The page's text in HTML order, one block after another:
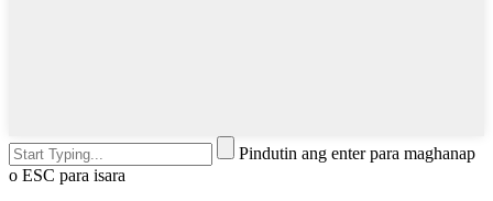
Pindutin ang enter para maghanap
o ESC para isara